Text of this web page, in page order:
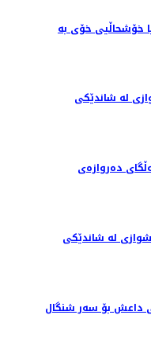
خۆشحاڵیی خۆی بە
لە شاندێکی
دەروازەی
لە شاندێکی
داعش بۆ سەر شنگال